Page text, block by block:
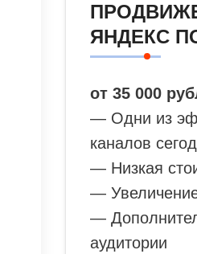
ЯНДЕКС
от 35 000
— Одни из
каналов
— Низкая
—
—
аудитории